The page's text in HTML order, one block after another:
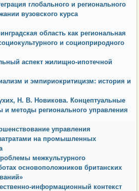
глобального и регионального
вузовского курса
область как региональная
и социоприродного
аспект жилищно-ипотечной
и эмпириокритицизм: история и
Н. В. Новикова. Концептуальные
и методы регионального управления
управления
на промышленных
межкультурного
основоположников британских
информационный контекст